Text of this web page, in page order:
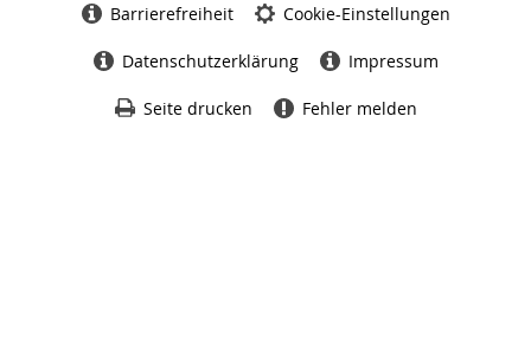
Barrierefreiheit Cookie-Einstellungen
Datenschutzerklärung Impressum
Seite drucken Fehler melden